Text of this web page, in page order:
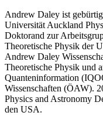
Andrew Daley ist
Universität Auckland
Doktorand zur
Theoretische Physik der
Andrew Daley
Theoretische Physik und
Quanteninformation
Wissenschaften (ÖAW).
Physics and Astronomy
den USA.